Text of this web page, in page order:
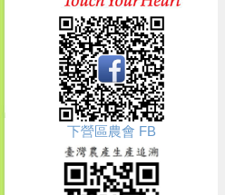
下營區農會 FB